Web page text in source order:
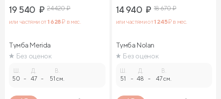
19 540 ₽ 24 420₽
или частями от1 628₽ в мес.
Тумба Merida
Без оценок
50 -
Д.
47 -
В.
51 см.
14 940 ₽ 18 670₽
или частями от1 245₽ в мес.
Тумба Nolan
Без оценок
51 -
Д.
48 -
В.
47 см.